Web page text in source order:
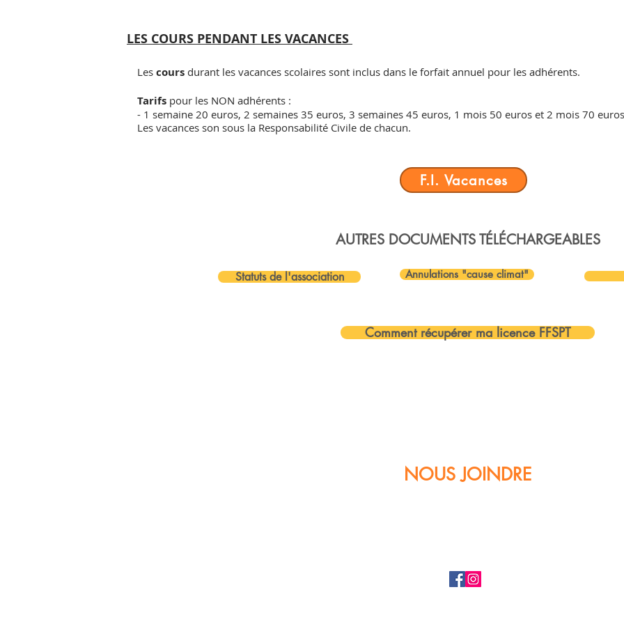
LES COURS PENDANT LES VACANCES
Les cours durant les vacances scolaires sont inclus dans le forfait annuel pour les adhérents.
Tarifs pour les NON adhérents :
- 1 semaine 20 euros, 2 semaines 35 euros, 3 semaines 45 euros, 1 mois 50 euros et 2 mois 70 euros
Les vacances son sous la Responsabilité Civile de chacun.
F.I. Vacances
AUTRES DOCUMENTS TÉLÉCHARGEABLES
Statuts de l'association Annulations "cause climat"
Comment récupérer ma licence FFSPT
NOUS JOINDRE